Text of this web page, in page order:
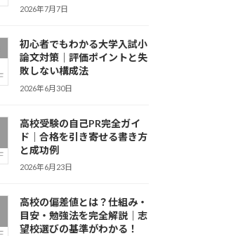
2026年7月7日
初心者でもわかる大学入試小
論文対策｜評価ポイントと失
敗しない構成法
2026年6月30日
高校受験の自己PR完全ガイ
ド｜合格を引き寄せる書き方
と成功例
2026年6月23日
高校の偏差値とは？仕組み・
目安・勉強法を完全解説｜志
望校選びの基準がわかる！